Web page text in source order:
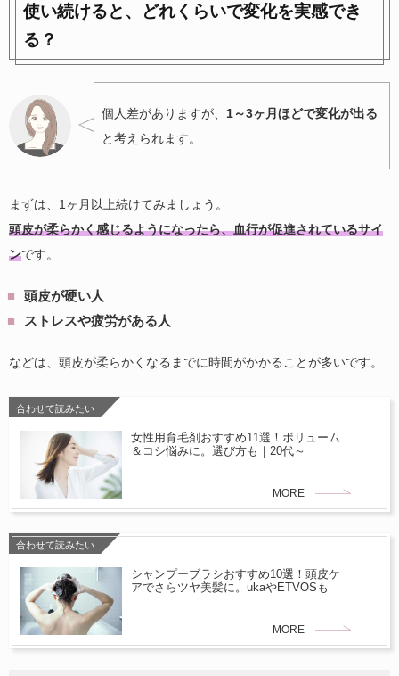
使い続けると、どれくらいで変化を実感でき
る？
個人差がありますが、 1～3ヶ月ほどで変化が出る
と考えられます。
まずは、1ヶ月以上続けてみましょう。
頭皮が柔らかく感じるようになったら、血行が促進されているサイ
ンです。
頭皮が硬い人
ストレスや疲労がある人
などは、頭皮が柔らかくなるまでに時間がかかることが多いです。
合わせて読みたい
女性用育毛剤おすすめ11選！ボリューム
＆コシ悩みに。選び方も｜20代～
MORE
合わせて読みたい
シャンプーブラシおすすめ10選！頭皮ケ
アでさらツヤ美髪に。ukaやETVOSも
MORE